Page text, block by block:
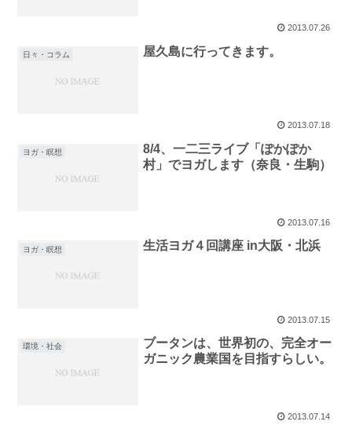
2013.07.26
日々・コラム 屋久島に行ってきます。
2013.07.18
ヨガ・瞑想
8/4、一二三ライブ「ぽかぽか
村」でヨガします（奈良・生駒）
2013.07.16
ヨガ・瞑想 生活ヨガ４回講座 in大阪・北浜
2013.07.15
環境・社会
ブータンは、世界初の、完全オー
ガニック農業国を目指すらしい。
2013.07.14